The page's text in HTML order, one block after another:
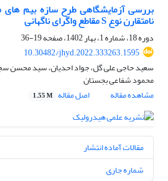
بررسی آزمایشگاهی طرح سازه بیم
نامتقارن نوع S مقاطع واگرای ناگهانی
دوره 18، شماره 1، بهار 1402، صفحه
19-36
10.30482/jhyd.2022.333263.1595
محمود شفاعی بجستان
مشاهده مقاله
اصل مقاله 1.55 M
مقالات آماده انتشار
شماره جاری